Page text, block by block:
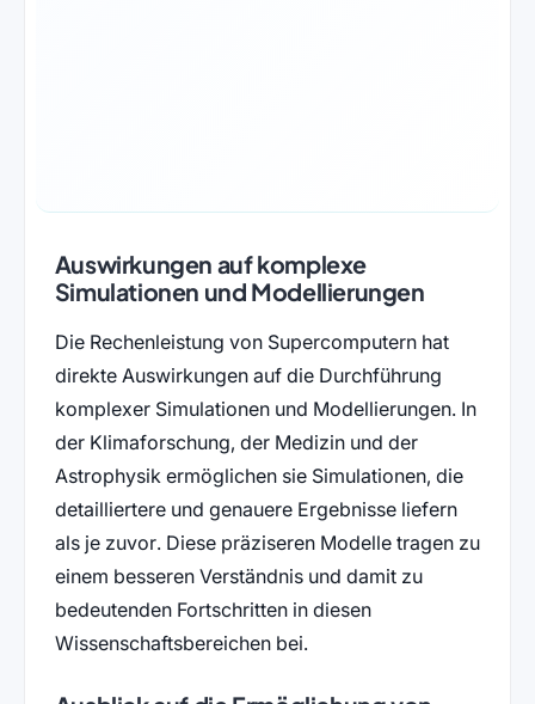
Auswirkungen auf komplexe
Simulationen und Modellierungen
Die Rechenleistung von Supercomputern hat
direkte Auswirkungen auf die Durchführung
komplexer Simulationen und Modellierungen. In
der Klimaforschung, der Medizin und der
Astrophysik ermöglichen sie Simulationen, die
detailliertere und genauere Ergebnisse liefern
als je zuvor. Diese präziseren Modelle tragen zu
einem besseren Verständnis und damit zu
bedeutenden Fortschritten in diesen
Wissenschaftsbereichen bei.